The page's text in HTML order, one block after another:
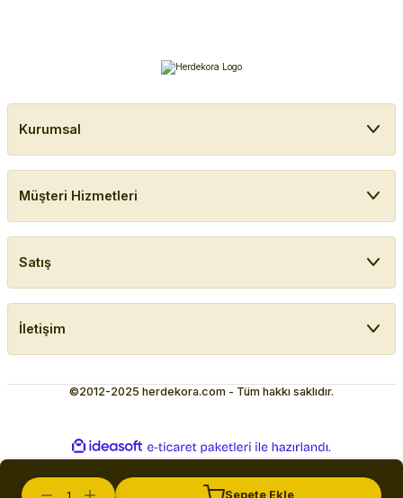
Sepete Ekle
Kurumsal
Müşteri Hizmetleri
Satış
İletişim
©2012-2025 herdekora.com - Tüm hakkı saklıdır.
ideasoft
e-
ticaret
hazırlandı.